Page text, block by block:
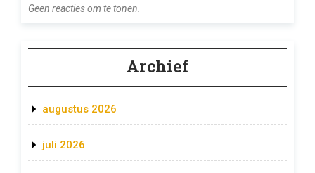
Geen reacties om te tonen.
Archief
augustus 2026
juli 2026